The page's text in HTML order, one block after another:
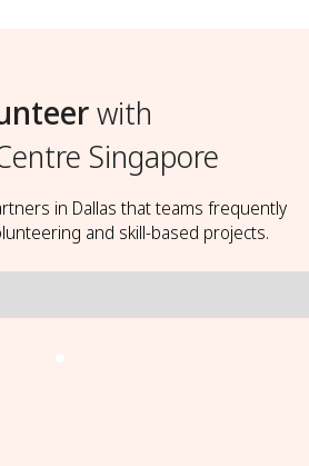
with
Singapore
in Dallas that teams frequently
and skill-based projects.